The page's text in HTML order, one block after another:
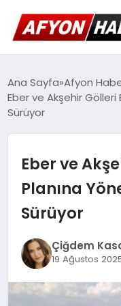
AFYON HABER
GÜNDEM
BELEDIYELER
DÜNYA
Ana Sayfa Afyon
Eber ve Akşehir Gölleri
Sürüyor
Eber ve
Planına
Sürüyor
Çiğdem
19 Ağustos